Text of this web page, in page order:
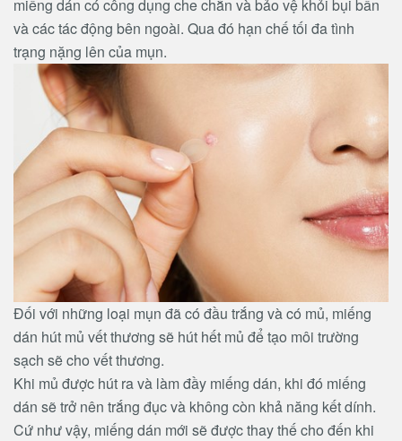
miếng dán có công dụng che chắn và bảo vệ khỏi bụi bẩn
và các tác động bên ngoài. Qua đó hạn chế tối đa tình
trạng nặng lên của mụn.
Đối với những loại mụn đã có đầu trắng và có mủ, miếng
dán hút mủ vết thương sẽ hút hết mủ để tạo môi trường
sạch sẽ cho vết thương.
Khi mủ được hút ra và làm đầy miếng dán, khi đó miếng
dán sẽ trở nên trắng đục và không còn khả năng kết dính.
Cứ như vậy, miếng dán mới sẽ được thay thế cho đến khi